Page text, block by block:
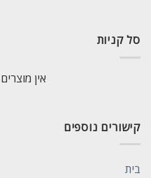
סל קניות
אין
קישורים נוספים
בית